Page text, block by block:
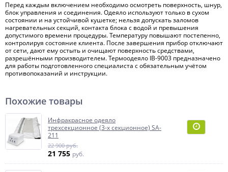
Перед каждым включением необходимо осмотреть поверхность, шнур,
блок управления и соединения. Одеяло используют только в сухом
состоянии и на устойчивой кушетке; нельзя допускать заломов
нагревательных секций, контакта блока с водой и превышения
допустимого времени процедуры. Температуру повышают постепенно,
контролируя состояние клиента. После завершения прибор отключают
от сети, дают ему остыть и очищают поверхность средствами,
разрешёнными производителем. Термоодеяло IB-9003 предназначено
для работы подготовленного специалиста с обязательным учётом
противопоказаний и инструкции.
Похожие товары
Инфракрасное одеяло
трехсекционное (3-х секционное) SA-
211
22 900 руб.
21 755 руб.